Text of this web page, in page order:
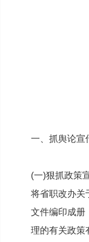
一、抓舆论宣
(一)狠抓政策
将省职改办关
文件编印成册
理的有关政策